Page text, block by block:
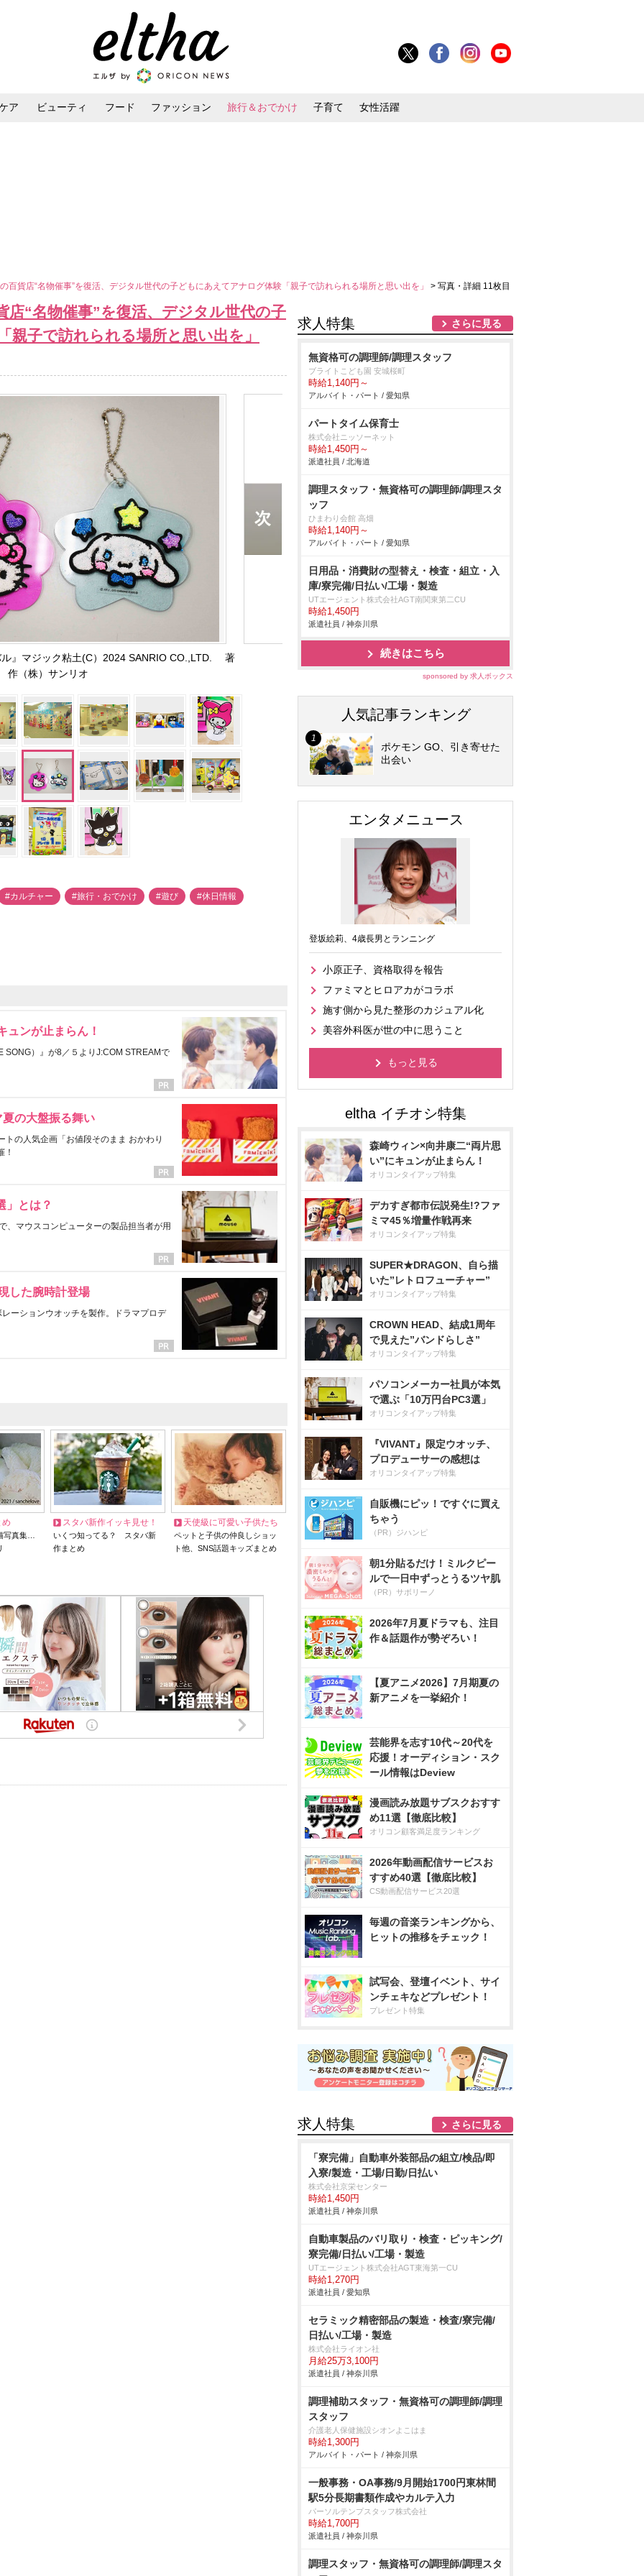
ア ビューティ フード ファッション 旅行＆おでかけ 子育て 女性活躍
百貨店“名物催事”を復活、デジタル世代の子どもにあえてアナログ体験「親子で訪れられる場所と思い出を」 > 写真・詳細 11枚目
店“名物催事”を復活、デジタル世代の子
子で訪れられる場所と思い出を」
ル』マジック粘土(C）2024 SANRIO CO.,LTD. 著
作（株）サンリオ
#カルチャー #旅行・おでかけ #遊び #休日情報
ュンが止まらん！
SONG）』が8／５よりJ:COM STREAMで
の大盤振る舞い
の人気企画「お値段そのまま おかわり
！
」とは？
、マウスコンピューターの製品担当者が用
した腕時計登場
ーションウオッチを製作。ドラマプロデ
め
写真集…
スタバ新作イッキ見せ！
いくつ知ってる？ スタバ新
作まとめ
天使級に可愛い子供たち
ペットと子供の仲良しショッ
ト他、SNS話題キッズまとめ
求人特集 さらに見る
無資格可の調理師/調理スタッフ
ブライトこども園 安城桜町
時給1,140円～
アルバイト・パート / 愛知県
パートタイム保育士
株式会社ニッソーネット
時給1,450円～
派遣社員 / 北海道
調理スタッフ・無資格可の調理師/調理スタ
ッフ
ひまわり会館 高畑
時給1,140円～
アルバイト・パート / 愛知県
日用品・消費財の型替え・検査・組立・入
庫/寮完備/日払い/工場・製造
UTエージェント株式会社AGT南関東第二CU
時給1,450円
派遣社員 / 神奈川県
続きはこちら
sponsored by 求人ボックス
人気記事ランキング
ポケモン GO、引き寄せた
出会い
エンタメニュース
登坂絵莉、4歳長男とランニング
小原正子、資格取得を報告
ファミマとヒロアカがコラボ
施す側から見た整形のカジュアル化
美容外科医が世の中に思うこと
もっと見る
森崎ウィン×向井康二“両片思
い”にキュンが止まらん！
オリコンタイアップ特集
デカすぎ都市伝説発生!?ファ
ミマ45％増量作戦再来
オリコンタイアップ特集
SUPER★DRAGON、自ら描
いた”レトロフューチャー”
オリコンタイアップ特集
CROWN HEAD、結成1周年
で見えた”バンドらしさ”
オリコンタイアップ特集
パソコンメーカー社員が本気
で選ぶ「10万円台PC3選」
オリコンタイアップ特集
『VIVANT』限定ウオッチ、
プロデューサーの感想は
オリコンタイアップ特集
自販機にピッ！ですぐに買え
ちゃう
（PR）ジハンピ
朝1分貼るだけ！ミルクピー
ルで一日中ずっとうるツヤ肌
（PR）サボリーノ
2026年7月夏ドラマも、注目
作＆話題作が勢ぞろい！
【夏アニメ2026】7月期夏の
新アニメを一挙紹介！
芸能界を志す10代～20代を
応援！オーディション・スク
ール情報はDeview
漫画読み放題サブスクおすす
め11選【徹底比較】
オリコン顧客満足度ランキング
2026年動画配信サービスお
すすめ40選【徹底比較】
CS動画配信サービス20選
毎週の音楽ランキングから、
ヒットの推移をチェック！
試写会、登壇イベント、サイ
ンチェキなどプレゼント！
プレゼント特集
求人特集 さらに見る
「寮完備」自動車外装部品の組立/検品/即
入寮/製造・工場/日勤/日払い
株式会社京栄センター
時給1,450円
派遣社員 / 神奈川県
自動車製品のバリ取り・検査・ピッキング/
寮完備/日払い/工場・製造
UTエージェント株式会社AGT東海第一CU
時給1,270円
派遣社員 / 愛知県
セラミック精密部品の製造・検査/寮完備/
日払い/工場・製造
株式会社ライオン社
月給25万3,100円
派遣社員 / 神奈川県
調理補助スタッフ・無資格可の調理師/調理
スタッフ
介護老人保健施設シオンよこはま
時給1,300円
アルバイト・パート / 神奈川県
一般事務・OA事務/9月開始1700円東林間
駅5分長期書類作成やカルテ入力
パーソルテンプスタッフ株式会社
時給1,700円
派遣社員 / 神奈川県
調理スタッフ・無資格可の調理師/調理スタ